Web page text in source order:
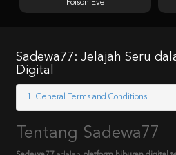
Poison Eve
Sadewa77: Jelajah Seru
Digital
1. General Terms and Conditions
Tentang Sadewa77